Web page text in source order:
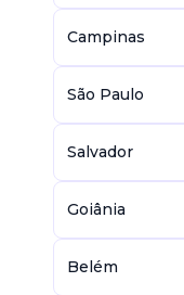
Campinas
São Paulo
Salvador
Goiânia
Belém